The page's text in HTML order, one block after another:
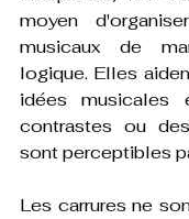
moyen
musicaux de
logique. Elles
idées
contrastes ou
sont perceptibles
Les carrures ne